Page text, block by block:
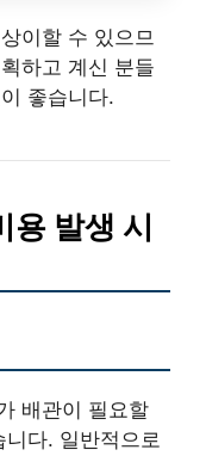
이할 수 있으므
하고 계신 분들
좋습니다.
용 발생 시
배관이 필요할
다. 일반적으로